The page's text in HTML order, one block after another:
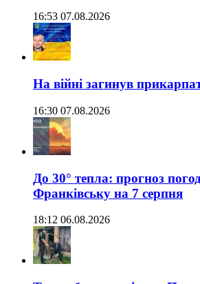
16:53 07.08.2026
На війні загинув
16:30 07.08.2026
До 30° тепла: прогноз
Франківську на 7 серпня
18:12 06.08.2026